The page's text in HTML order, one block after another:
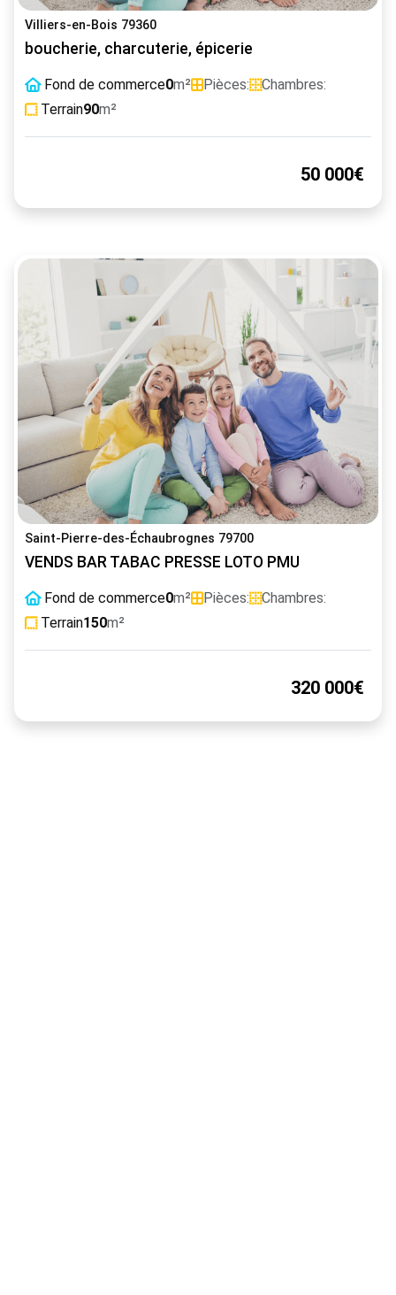
Villiers-en-Bois 79360
boucherie, charcuterie, épicerie
Fond de commerce0m² Pièces:
Chambres:
Terrain90m²
50 000€
Saint-Pierre-des-Échaubrognes 79700
VENDS BAR TABAC PRESSE LOTO PMU
Fond de commerce0m² Pièces:
Chambres:
Terrain150m²
320 000€